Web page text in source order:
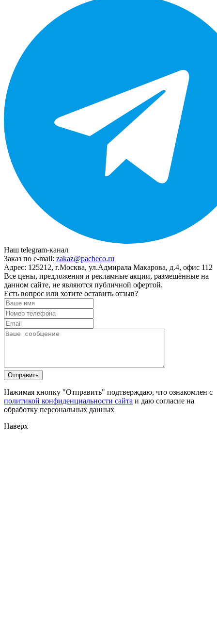
Наш telegram-канал
Заказ по e-mail: zakaz@pacheco.ru
Адрес: 125212, г.Москва, ул.Адмирала Макарова, д.4, офис 112
Все цены, предложения и рекламные акции, размещённые на
данном сайте, не являются публичной офертой.
Есть вопрос или хотите оставить отзыв?
Нажимая кнопку "Отправить" подтверждаю, что ознакомлен с
политикой конфиденциальности сайта и даю согласие на
обработку персональных данных
Наверх